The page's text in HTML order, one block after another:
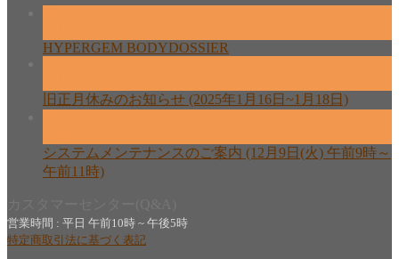
HYPERGEM BODYDOSSIER
旧正月休みのお知らせ (2025年1月16日~1月18日)
システムメンテナンスのご案内 (12月9日(火) 午前9時～
午前11時)
営業時間 : 平日 午前10時 ~ 午後5時
特定商取引法に基づく表記